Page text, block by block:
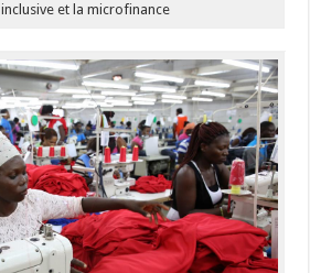
inclusive et la microfinance